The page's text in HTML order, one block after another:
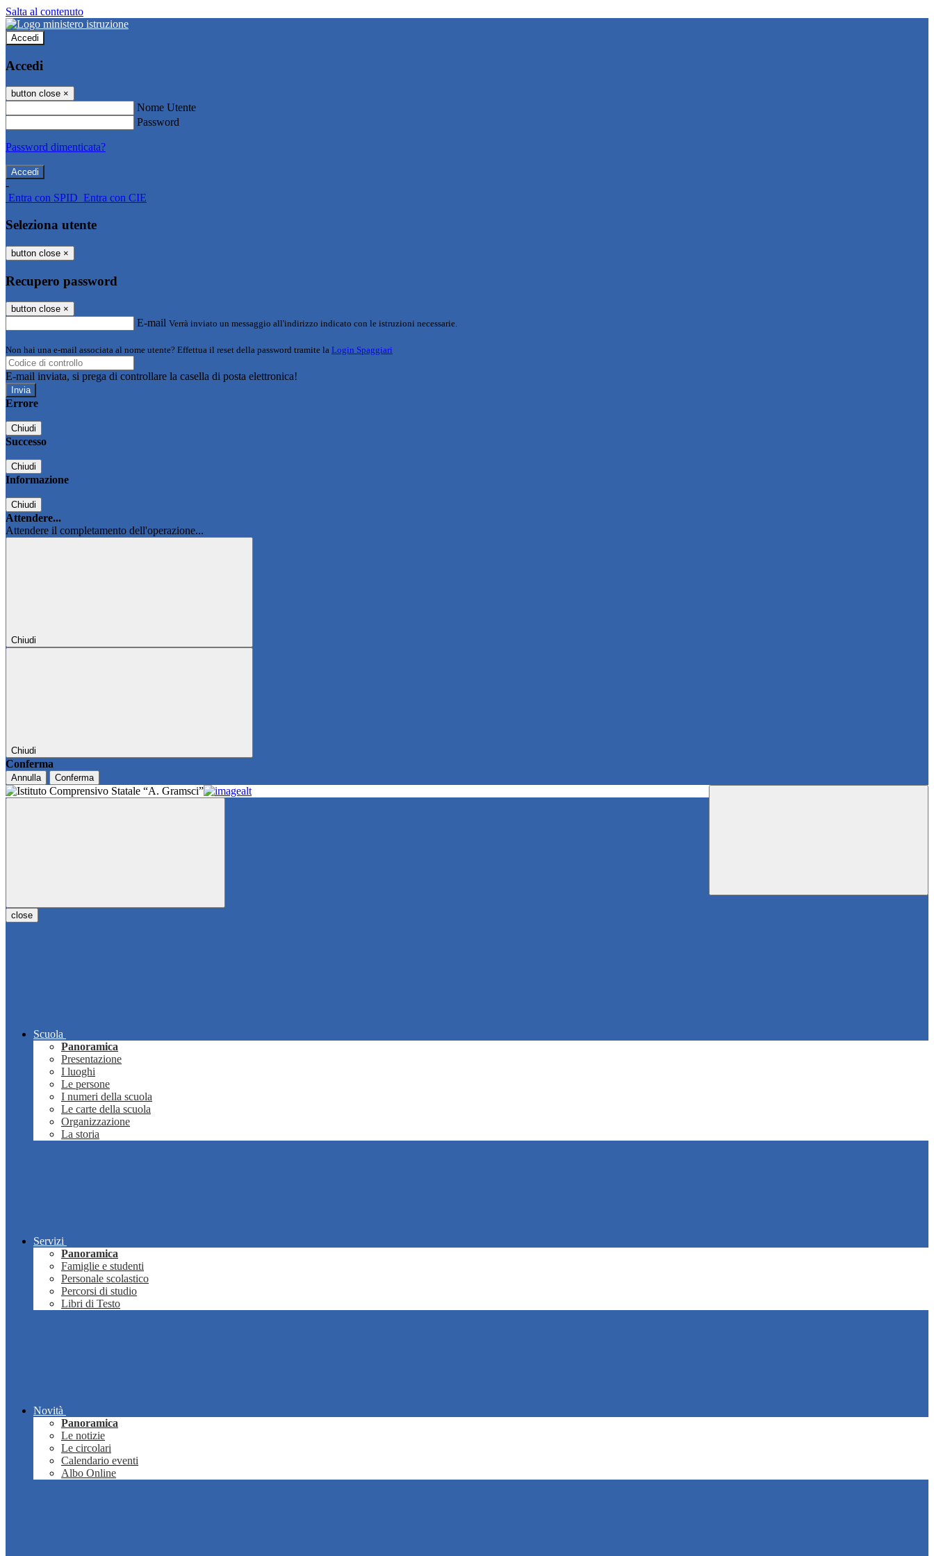
Salta al contenuto
Accedi
Accedi
button close ×
Nome Utente
Password
Password dimenticata?
-
Entra con SPID Entra con CIE
Seleziona utente
button close ×
Recupero password
button close ×
E-mail Verrà inviato un messaggio all'indirizzo indicato con le istruzioni necessarie.
Non hai una e-mail associata al nome utente? Effettua il reset della password tramite la Login Spaggiari
E-mail inviata, si prega di controllare la casella di posta elettronica!
Errore
Chiudi
Successo
Chiudi
Informazione
Chiudi
Attendere...
Attendere il completamento dell'operazione...
Chiudi
Chiudi
Conferma
Annulla Conferma
close
Scuola
Panoramica
Presentazione
I luoghi
Le persone
I numeri della scuola
Le carte della scuola
Organizzazione
La storia
Servizi
Panoramica
Famiglie e studenti
Personale scolastico
Percorsi di studio
Libri di Testo
Novità
Panoramica
Le notizie
Le circolari
Calendario eventi
Albo Online